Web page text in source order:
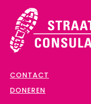
CONTACT
DONEREN